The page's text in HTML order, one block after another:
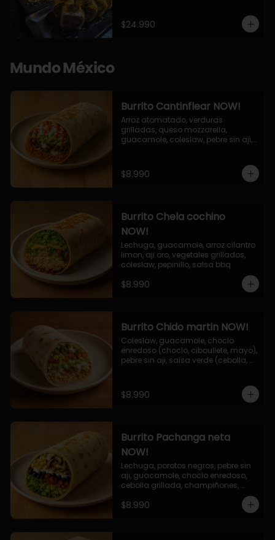
palta, cubierto con topping de
chimichurri de la casa flambeado.
$24.990
Mundo México
Burrito Cantinflear NOW!
Arroz atomatado, verduras
grilladas, queso mozzarella,
guacamole, coleslaw, pebre sin aji,
$8.990
Burrito Chela cochino
NOW!
Lechuga, guacamole, arroz cilantro
limon, aji oro, vegetales grillados,
coleslaw, pepinillo, salsa bbq
$8.990
Burrito Chido martin NOW!
Coleslaw, guacamole, choclo
enredoso (choclo, ciboullete, mayo),
pebre sin aji, salsa verde (cebolla,
$8.990
Burrito Pachanga neta
NOW!
Lechuga, porotos negros, pebre sin
aji, guacamole, choclo enredoso,
cebolla grillada, champiñones,
$8.990